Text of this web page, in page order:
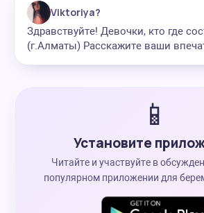
Viktoriya?
Здравствуйте! Девочки, кто где
(г.Алматы) Расскажите ваши
📱
Установите
Читайте и участвуйте в
популярном приложении для